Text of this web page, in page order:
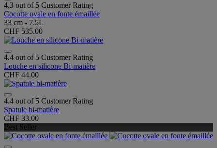
4.3 out of 5 Customer Rating
Cocotte ovale en fonte émaillée
33 cm - 7.5L
CHF 535.00
4.4 out of 5 Customer Rating
Louche en silicone Bi-matière
CHF 44.00
4.4 out of 5 Customer Rating
Spatule bi-matière
CHF 33.00
Best Seller